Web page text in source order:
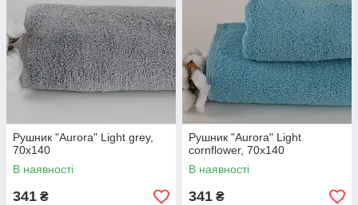
Рушник "Aurora" Light grey,
70x140
В наявності
341 ₴
Рушник "Aurora" Light
cornflower, 70x140
В наявності
341 ₴